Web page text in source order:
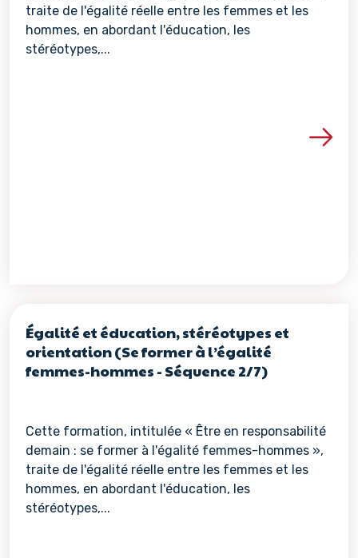
traite de l'égalité réelle entre les femmes et les
hommes, en abordant l'éducation, les
stéréotypes,...
Voir les détails de la
Égalité et éducation, stéréotypes et
orientation (Se former à l’égalité
femmes-hommes - Séquence 2/7)
Cette formation, intitulée « Être en responsabilité
demain : se former à l'égalité femmes-hommes »,
traite de l'égalité réelle entre les femmes et les
hommes, en abordant l'éducation, les
stéréotypes,...